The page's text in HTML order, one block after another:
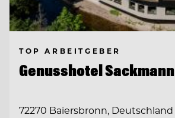
TOP ARBEITGEBER
Genusshotel Sackmann
72270 Baiersbronn, Deutschland